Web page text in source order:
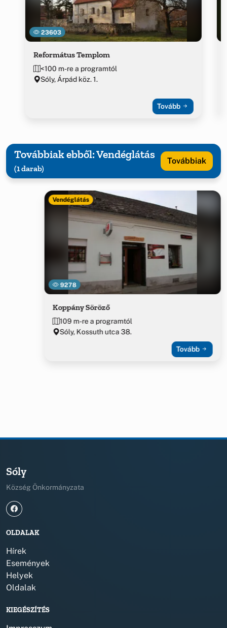
23603
Református Templom
<100 m-re a programtól
Sóly, Árpád köz. 1.
Tovább
Továbbiak ebből: Vendéglátás
(1 darab)
Továbbiak
9278
Vendéglátás
Koppány Söröző
109 m-re a programtól
Sóly, Kossuth utca 38.
Tovább
Sóly
Község Önkormányzata
OLDALAK
Hírek
Események
Helyek
Oldalak
KIEGÉSZÍTÉS